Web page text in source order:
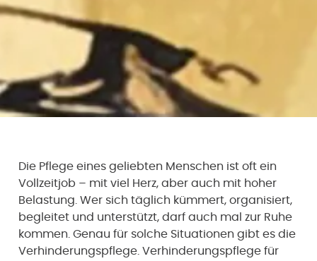
Die Pflege eines geliebten Menschen ist oft ein
Vollzeitjob – mit viel Herz, aber auch mit hoher
Belastung. Wer sich täglich kümmert, organisiert,
begleitet und unterstützt, darf auch mal zur Ruhe
kommen. Genau für solche Situationen gibt es die
Verhinderungspflege. Verhinderungspflege für